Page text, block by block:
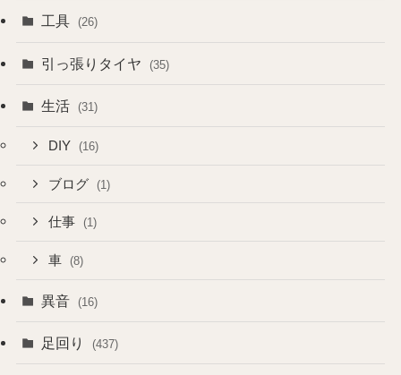
工具 (26)
引っ張りタイヤ (35)
生活 (31)
DIY (16)
ブログ (1)
仕事 (1)
車 (8)
異音 (16)
足回り (437)